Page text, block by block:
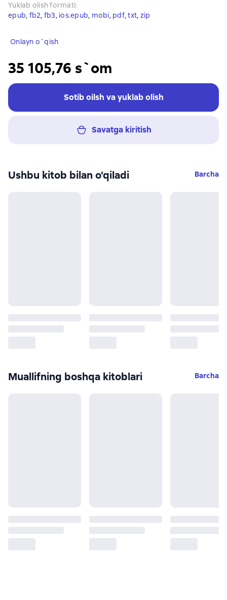
Yuklab olish formati:
epub, fb2, fb3, ios.epub, mobi, pdf, txt, zip
Onlayn o`qish
35 105,76 s`om
Sotib oilsh va yuklab olish
Savatga kiritish
Ushbu kitob bilan o'qiladi Barcha
Muallifning boshqa kitoblari Barcha